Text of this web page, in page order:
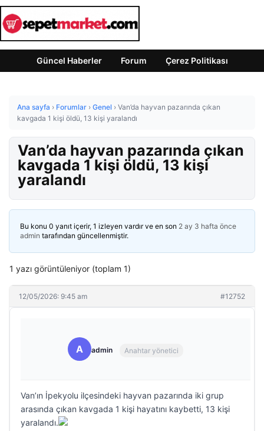
Güncel Haberler Forum Çerez Politikası
Ana sayfa › Forumlar › Genel › Van’da hayvan pazarında çıkan
kavgada 1 kişi öldü, 13 kişi yaralandı
Van’da hayvan pazarında çıkan
kavgada 1 kişi öldü, 13 kişi
yaralandı
Bu konu 0 yanıt içerir, 1 izleyen vardır ve en son 2 ay 3 hafta önce
admin tarafından güncellenmiştir.
1 yazı görüntüleniyor (toplam 1)
12/05/2026: 9:45 am #12752
A admin Anahtar yönetici
Van’ın İpekyolu ilçesindeki hayvan pazarında iki grup
arasında çıkan kavgada 1 kişi hayatını kaybetti, 13 kişi
yaralandı.